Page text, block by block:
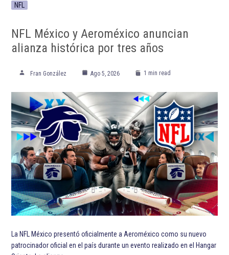
NFL
NFL México y Aeroméxico anuncian
alianza histórica por tres años
Fran González Ago 5, 2026 1 min read
La NFL México presentó oficialmente a Aeroméxico como su nuevo
patrocinador oficial en el país durante un evento realizado en el Hangar